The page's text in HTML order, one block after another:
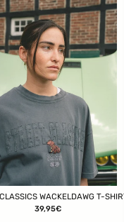
WACKELDAWG T-
39,95€